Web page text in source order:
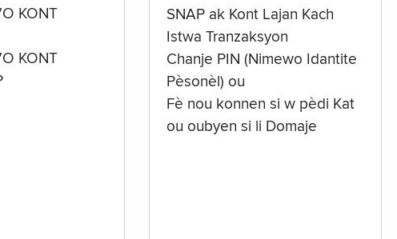
KONT
KONT
SNAP ak Kont Lajan Kach
Istwa Tranzaksyon
Chanje PIN (Nimewo Idantite
Pèsonèl) ou
Fè nou konnen si w pèdi Kat
ou oubyen si li Domaje